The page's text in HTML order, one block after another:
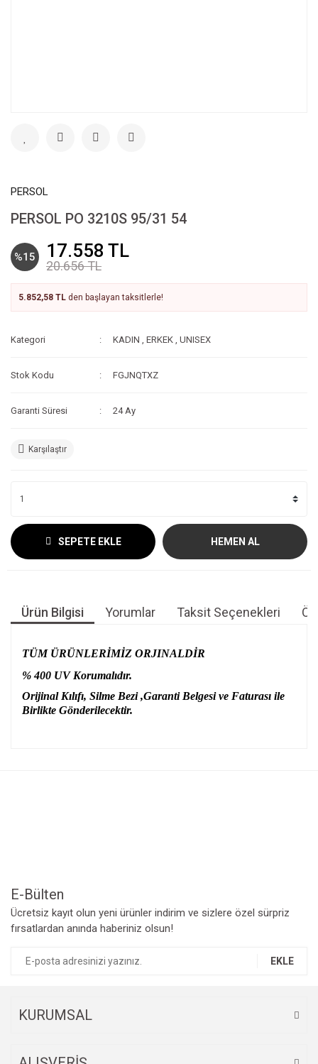
PERSOL
PERSOL PO 3210S 95/31 54
%15 17.558 TL
20.656 TL
5.852,58 TL den başlayan taksitlerle!
Kategori KADIN ,ERKEK ,UNISEX
Stok Kodu FGJNQTXZ
Garanti Süresi 24 Ay
Karşılaştır
SEPETE EKLE HEMEN AL
Ürün Bilgisi Yorumlar Taksit Seçenekleri
TÜM ÜRÜNLERİMİZ ORJINALDİR
% 400 UV Korumalıdır.
Orijinal Kılıfı, Silme Bezi ,Garanti Belgesi ve Faturası ile
Birlikte Gönderilecektir.
E-Bülten
Ücretsiz kayıt olun yeni ürünler indirim ve sizlere özel sürpriz
fırsatlardan anında haberiniz olsun!
EKLE
KURUMSAL